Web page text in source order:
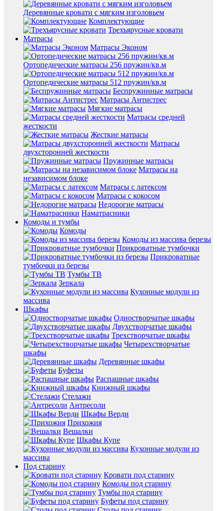
Деревянные кровати с мягким изголовьем
Комплектующие
Трехъярусные кровати
Матрасы
Матрасы Эконом
Ортопедические матрасы 256 пружин/кв.м
Ортопедические матрасы 512 пружин/кв.м
Беспружинные матрасы
Матрасы Антистрес
Мягкие матрасы
Матрасы средней
жесткости
Жесткие матрасы
Матрасы
двухсторонней жесткости
Пружинные матрасы
Матрасы на
независимом блоке
Матрасы с латексом
Матрасы с кокосом
Недорогие матрасы
Наматрасники
Комоды и тумбы
Комоды
Комоды из массива березы
Прикроватные тумбочки
Прикроватные
тумбочки из березы
Тумбы ТВ
Зеркала
Кухонные модули из
массива
Шкафы
Одностворчатые шкафы
Двухстворчатые шкафы
Трехстворчатые шкафы
Четырехстворчатые
шкафы
Деревянные шкафы
Буфеты
Распашные шкафы
Книжный шкафы
Стелажи
Антресоли
Шкафы Верди
Прихожия
Вешалки
Шкафы Купе
Кухонные модули из
массива
Под старину
Кровати под старину
Комоды под старину
Тумбы под старину
Буфеты под старину